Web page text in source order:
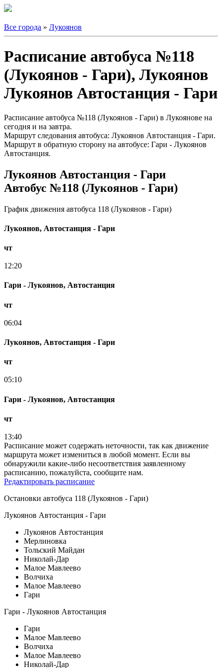
Все города » Лукоянов
Расписание автобуса №118
(Лукоянов - Гари), Лукоянов
Лукоянов Автостанция - Гари
Расписание автобуса №118 (Лукоянов - Гари) в Лукоянове на
сегодня и на завтра.
Маршрут следования автобуса: Лукоянов Автостанция - Гари.
Маршрут в обратную сторону на автобусе: Гари - Лукоянов
Автостанция.
Лукоянов Автостанция - Гари
Автобус №118 (Лукоянов - Гари)
График движения автобуса 118 (Лукоянов - Гари)
Лукоянов, Автостанция - Гари
чт
12:20
Гари - Лукоянов, Автостанция
чт
06:04
Лукоянов, Автостанция - Гари
чт
05:10
Гари - Лукоянов, Автостанция
чт
13:40
Расписание может содержать неточности, так как движение
маршрута может измениться в любой момент. Если вы
обнаружили какие-либо несоответствия заявленному
расписанию, пожалуйста, сообщите нам.
Редактировать расписание
Остановки автобуса 118 (Лукоянов - Гари)
Лукоянов Автостанция - Гари
Лукоянов Автостанция
Мерлиновка
Тольский Майдан
Николай-Дар
Малое Мавлеево
Волчиха
Малое Мавлеево
Гари
Гари - Лукоянов Автостанция
Гари
Малое Мавлеево
Волчиха
Малое Мавлеево
Николай-Дар